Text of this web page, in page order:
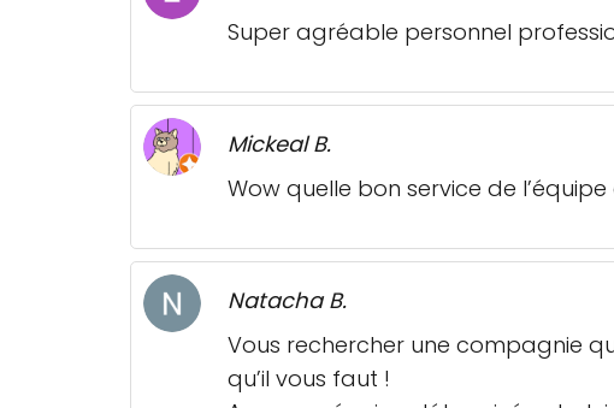
Super agréable personnel
Mickeal B.
Wow quelle bon service de
Natacha B.
Vous rechercher une compagnie
qu’il vous faut !